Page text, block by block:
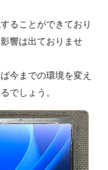
ることができており
響は出ておりませ
今までの環境を変え
でしょう。